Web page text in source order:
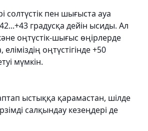
солтүстік пен шығыста ауа
градусқа дейін ысиды. Ал
оңтүстік-шығыс өңірлерде
оңтүстігінде +50
мүмкін.
ыстыққа қарамастан, шілде
салқындау кезеңдері де